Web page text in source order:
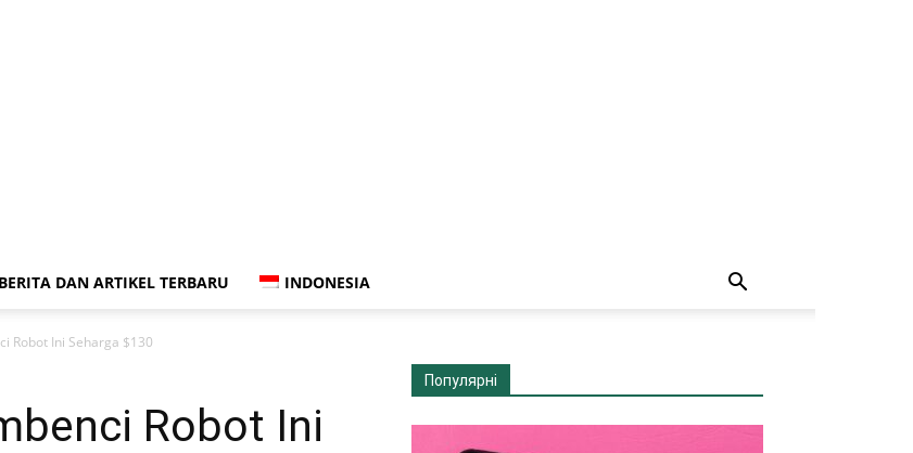
BERITA DAN ARTIKEL TERBARU INDONESIA
Robot Ini Seharga $130
Robot Ini
Популярні